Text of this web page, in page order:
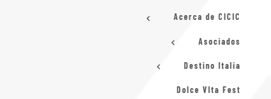
Acerca de CICIC
Asociados
Destino Italia
Dolce VIta Fest